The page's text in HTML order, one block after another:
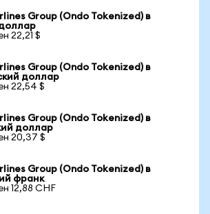
Group (Ondo Tokenized) в
22,21 $
Group (Ondo Tokenized) в
доллар
22,54 $
Group (Ondo Tokenized) в
доллар
20,37 $
Group (Ondo Tokenized) в
франк
12,88 CHF